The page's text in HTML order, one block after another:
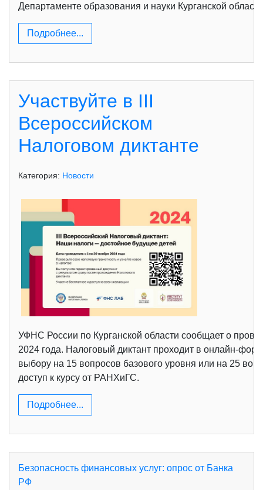
Департаменте образования и науки Курганской
Подробнее...
Участвуйте в III
Всероссийском
Налоговом диктанте
Категория: Новости
УФНС России по Курганской области сообщает о
2024 года. Налоговый диктант проходит в онлайн-
выбору на 15 вопросов базового уровня или на 25
доступ к курсу от РАНХиГС.
Подробнее...
Безопасность финансовых услуг: опрос от Банка
РФ